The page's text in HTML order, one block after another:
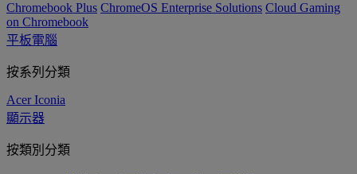
Chromebook Plus ChromeOS Enterprise Solutions Cloud Gaming
on Chromebook
平板電腦
按系列分類
Acer Iconia
顯示器
按類別分類